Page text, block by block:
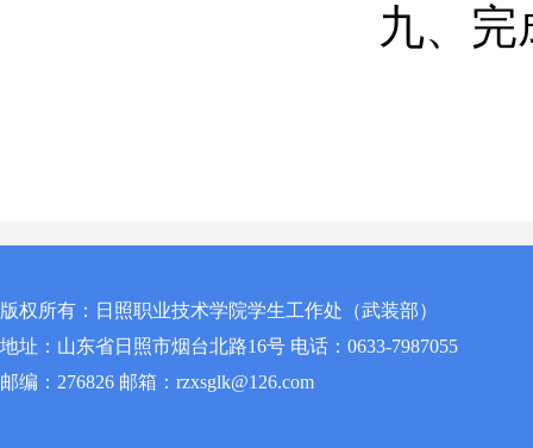
九、
版权所有：日照职业技术学院学生工作处（武装部）
地址：山东省日照市烟台北路16号 电话：0633-7987055
邮编：276826 邮箱：rzxsglk@126.com